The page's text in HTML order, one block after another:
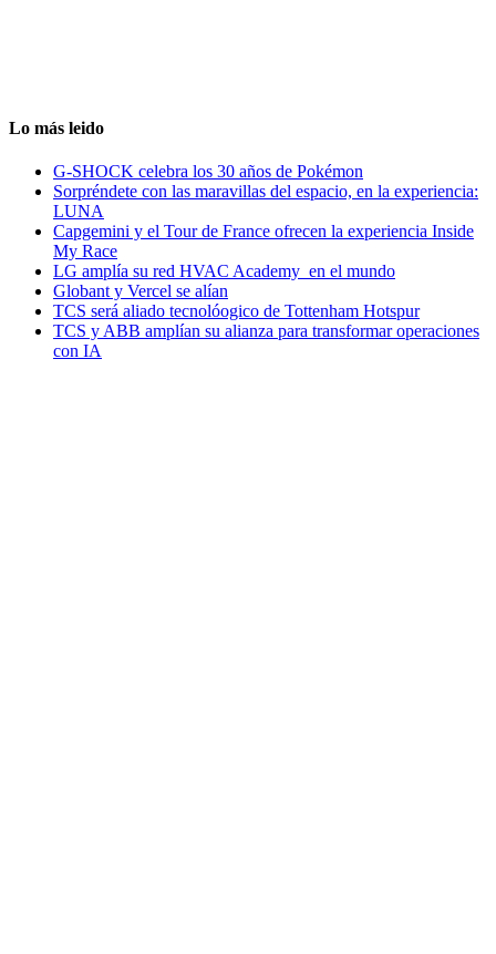
Lo más leido
G-SHOCK celebra los 30 años de Pokémon
Sorpréndete con las maravillas del espacio, en la experiencia:
LUNA
Capgemini y el Tour de France ofrecen la experiencia Inside
My Race
LG amplía su red HVAC Academy en el mundo
Globant y Vercel se alían
TCS será aliado tecnolóogico de Tottenham Hotspur
TCS y ABB amplían su alianza para transformar operaciones
con IA